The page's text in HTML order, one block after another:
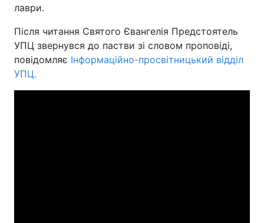
Економіка
Спорт Наука
Техно і зв'язок Лайт
Зброя Інциденти
лаври.
Після читання Святого Євангелія Предстоятель
УПЦ звернувся до пастви зі словом проповіді,
повідомляє Інформаційно-просвітницький відділ
УПЦ.